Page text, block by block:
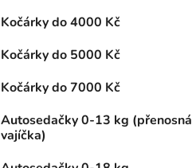
Kočárky do 4000 Kč
Kočárky do 5000 Kč
Kočárky do 7000 Kč
Autosedačky 0-13 kg (přenosná
vajíčka)